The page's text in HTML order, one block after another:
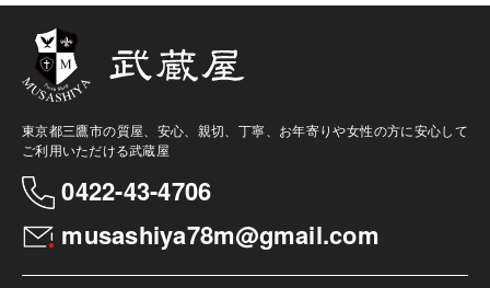
東京都三鷹市の質屋、安心、親切、丁寧、お年寄りや女性の方に安心して
ご利用いただける武蔵屋
0422-43-4706
musashiya78m@gmail.com